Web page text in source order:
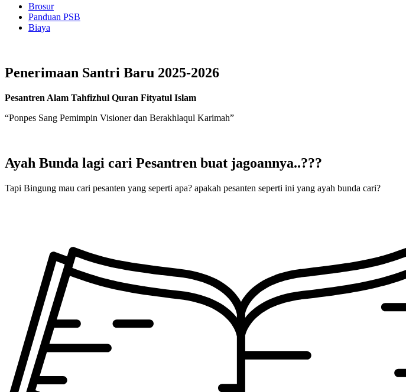
Brosur
Panduan PSB
Biaya
Penerimaan Santri Baru 2025-2026
Pesantren Alam Tahfizhul Quran Fityatul Islam
“Ponpes Sang Pemimpin Visioner dan Berakhlaqul Karimah”
Ayah Bunda lagi cari Pesantren buat jagoannya..???
Tapi Bingung mau cari pesanten yang seperti apa? apakah pesanten seperti ini yang ayah bunda cari?